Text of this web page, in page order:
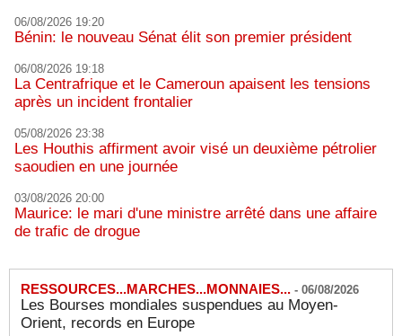
06/08/2026 19:20
Bénin: le nouveau Sénat élit son premier président
06/08/2026 19:18
La Centrafrique et le Cameroun apaisent les tensions
après un incident frontalier
05/08/2026 23:38
Les Houthis affirment avoir visé un deuxième pétrolier
saoudien en une journée
03/08/2026 20:00
Maurice: le mari d'une ministre arrêté dans une affaire
de trafic de drogue
RESSOURCES...MARCHES...MONNAIES... - 06/08/2026
Les Bourses mondiales suspendues au Moyen-
Orient, records en Europe